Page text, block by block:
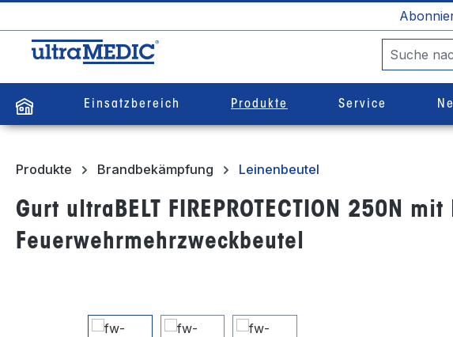
Einsatzbereich Produkte Service
Produkte Brandbekämpfung Leinenbeutel
Gurt ultraBELT FIREPROTECTION 250N
Feuerwehrmehrzweckbeutel
Bildergalerie überspringen